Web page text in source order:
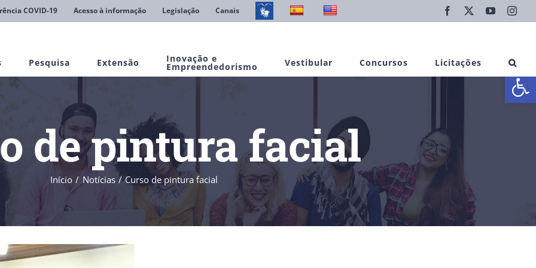
Abrir
COVID-19 Acesso à informação Legislação Canais Facebook YouTube
Pesquisa Extensão Inovação e
Empreendedorismo Vestibular Concursos Licitações
de pintura facial
Início Notícias Curso de pintura facial